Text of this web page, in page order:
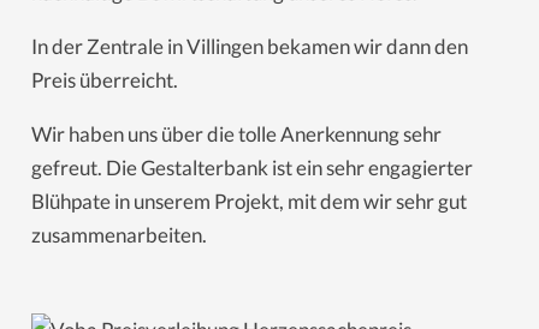
In der Zentrale in Villingen bekamen wir dann den
Preis überreicht.
Wir haben uns über die tolle Anerkennung sehr
gefreut. Die Gestalterbank ist ein sehr engagierter
Blühpate in unserem Projekt, mit dem wir sehr gut
zusammenarbeiten.